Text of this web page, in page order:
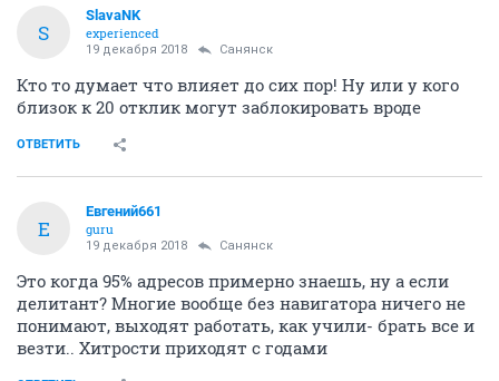
S
SlavaNK
experienced
19 декабря 2018 Санянск
Кто то думает что влияет до сих пор! Ну или у кого
близок к 20 отклик могут заблокировать вроде
ОТВЕТИТЬ
Е
Евгений661
guru
19 декабря 2018 Санянск
Это когда 95% адресов примерно знаешь, ну а если
делитант? Многие вообще без навигатора ничего не
понимают, выходят работать, как учили- брать все и
везти.. Хитрости приходят с годами